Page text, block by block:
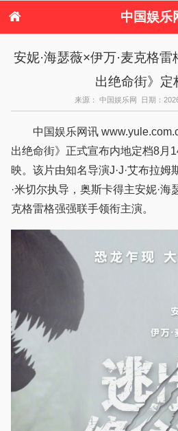
中国娱乐
电视剧
演唱会
安妮·海瑟薇×伊万·麦克格
出绝命街》定
来源： 中国娱乐网 日期：
中国娱乐网讯 www.yule.com.cn 好莱坞惊悚大片
出绝命街》正式宣布内地定档8月
映。该片由知名导演J·J·艾布拉姆
·米切尔执导，奥斯卡得主安妮·海
克格雷格强强联手领衔主演。